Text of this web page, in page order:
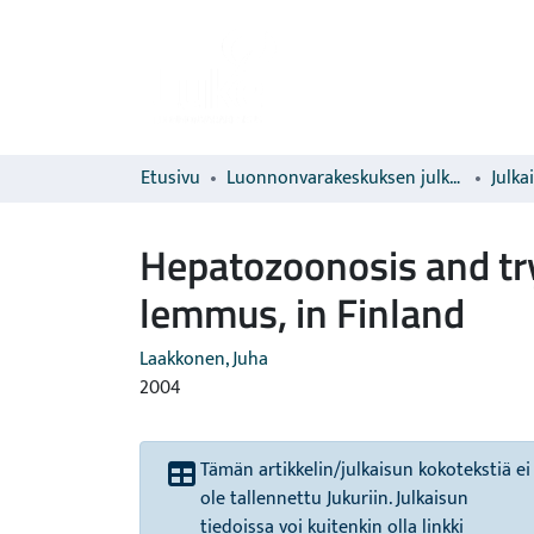
Etusivu Luonnonvarakeskuksen julkaisut
Hepatozoonosis and
lemmus, in Finland
Laakkonen, Juha
2004
Tämän artikkelin/julkaisun kokotekstiä ei
ole tallennettu Jukuriin. Julkaisun
tiedoissa voi kuitenkin olla linkki